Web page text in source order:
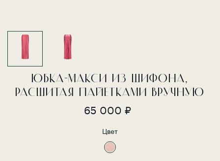
ЮБКА-МАКСИ ИЗ ШИФОНА,
РАСШИТАЯ ПАЙЕТКАМИ ВРУЧНУЮ
65 000 ₽
Цвет